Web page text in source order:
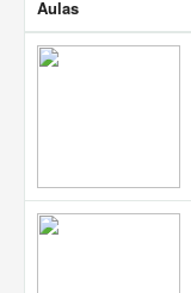
Aulas